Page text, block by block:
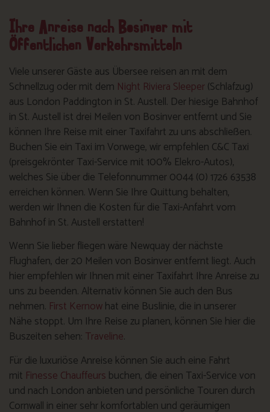
Ihre Anreise nach Bosinver mit
Öffentlichen Verkehrsmitteln
Viele unserer Gäste aus Übersee reisen an mit dem
Schnellzug oder mit dem Night Riviera Sleeper(Schlafzug)
aus London Paddington in St. Austell. Der hiesige Bahnhof
in St. Austell ist drei Meilen von Bosinver entfernt und Sie
können Ihre Reise mit einer Taxifahrt zu uns abschließen.
Buchen Sie ein Taxi im Vorwege, wir empfehlen C&C Taxi
(preisgekrönter Taxi-Service mit 100% Elekro-Autos),
welches Sie über die Telefonnummer 0044 (0) 1726 63538
erreichen können. Wenn Sie Ihre Quittung behalten,
werden wir Ihnen die Kosten für die Taxi-Anfahrt vom
Bahnhof in St. Austell erstatten!
Wenn Sie lieber fliegen wäre Newquay der nächste
Flughafen, der 20 Meilen von Bosinver entfernt liegt. Auch
hier empfehlen wir Ihnen mit einer Taxifahrt Ihre Anreise zu
uns zu beenden. Alternativ können Sie auch den Bus
nehmen. First Kernowhat eine Buslinie, die in unserer
Nähe stoppt. Um Ihre Reise zu planen, können Sie hier die
Buszeiten sehen: Traveline.
Für die luxuriöse Anreise können Sie auch eine Fahrt
mit Finesse Chauffeurs buchen, die einen Taxi-Service von
und nach London anbieten und persönliche Touren durch
Cornwall in einer sehr komfortablen und geräumigen